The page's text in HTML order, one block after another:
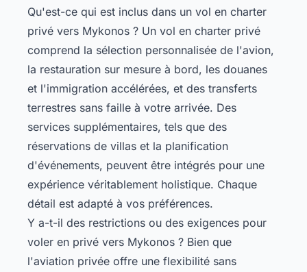
Qu'est-ce qui est inclus dans un vol en charter
privé vers Mykonos ? Un vol en charter privé
comprend la sélection personnalisée de l'avion,
la restauration sur mesure à bord, les douanes
et l'immigration accélérées, et des transferts
terrestres sans faille à votre arrivée. Des
services supplémentaires, tels que des
réservations de villas et la planification
d'événements, peuvent être intégrés pour une
expérience véritablement holistique. Chaque
détail est adapté à vos préférences.
Y a-t-il des restrictions ou des exigences pour
voler en privé vers Mykonos ? Bien que
l'aviation privée offre une flexibilité sans